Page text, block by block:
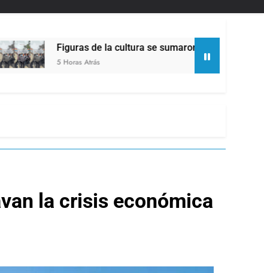
de la cultura se sumaron a la marcha frente al Congreso
Atrás
la crisis económica